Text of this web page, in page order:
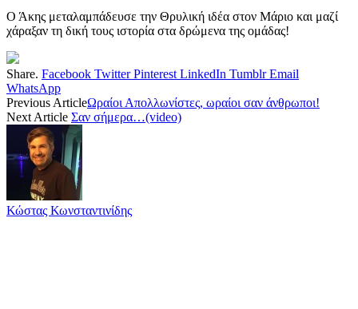
Ο Άκης μεταλαμπάδευσε την Θρυλική ιδέα στον Μάριο και μαζί
χάραξαν τη δική τους ιστορία στα δρώμενα της ομάδας!
Share. Facebook Twitter Pinterest LinkedIn Tumblr Email
WhatsApp
Previous ArticleΩραίοι Απολλωνίστες, ωραίοι σαν άνθρωποι!
Next Article Σαν σήμερα…(video)
Κώστας Κωνσταντινίδης